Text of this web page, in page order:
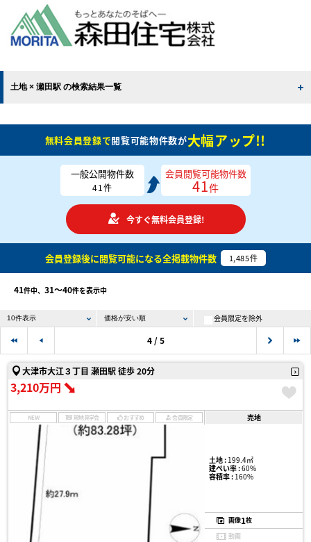
土地 × 瀬田駅 の検索結果一覧
無料会員登録で閲覧可能物件数が大幅アップ!!
一般公開物件数
41件
会員閲覧可能物件数
41件
今すぐ無料会員登録!
会員登録後に閲覧可能になる全掲載物件数 1,485件
41件中、 31〜40件を表示中
会員限定を除外
4 / 5
大津市大江３丁目 瀬田駅 徒歩 20分
3,210万円
NEW 現地見学会 おすすめ 会員限定 売地
土地 :199.4㎡
建ぺい率 :60%
容積率 :160%
画像1枚
動画